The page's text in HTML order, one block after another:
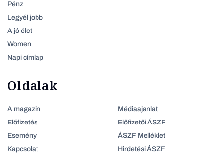
Pénz
Legyél jobb
A jó élet
Women
Napi címlap
Oldalak
A magazin
Előfizetés
Esemény
Kapcsolat
Médiaajanlat
Előfizetői ÁSZF
ÁSZF Melléklet
Hirdetési ÁSZF